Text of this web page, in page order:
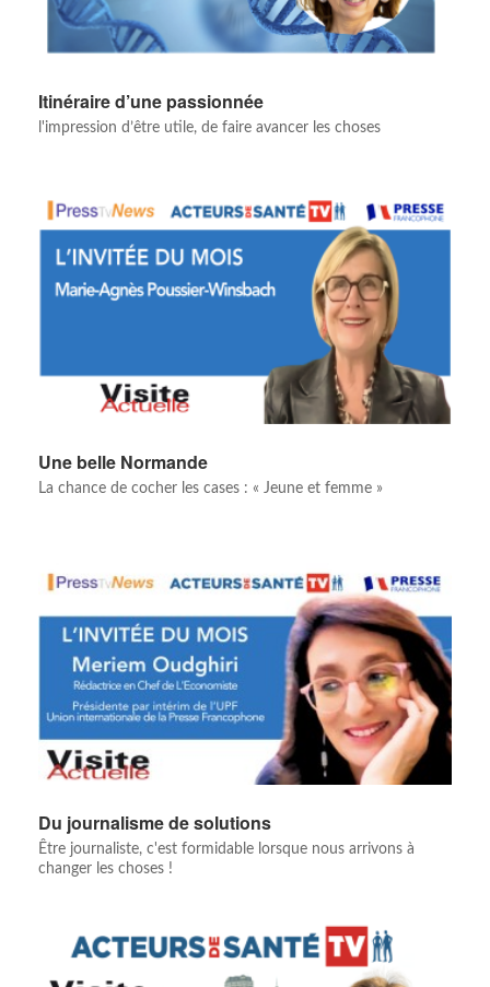
Itinéraire d’une passionnée
l'impression d’être utile, de faire avancer les choses
Une belle Normande
La chance de cocher les cases : « Jeune et femme »
Du journalisme de solutions
Être journaliste, c'est formidable lorsque nous arrivons à
changer les choses !